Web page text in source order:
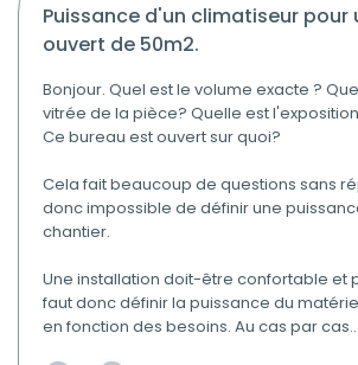
puissance d'un climatiseur pour un bureau
ouvert de 50m2.
Bonjour. Quel est le volume exacte ?
vitrée de la pièce? Quelle est
Ce bureau est ouvert sur quoi?
Cela fait beaucoup de questions sans
donc impossible de définir une
chantier.
Une installation doit-être confortable et
faut donc définir la puissance du
en fonction des besoins. Au cas par cas...